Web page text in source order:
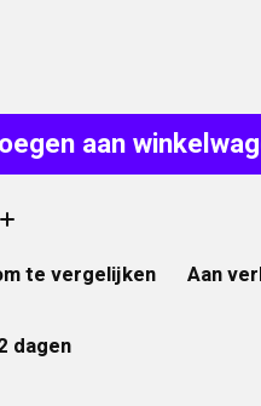
aan
te vergelijken Aan
dagen